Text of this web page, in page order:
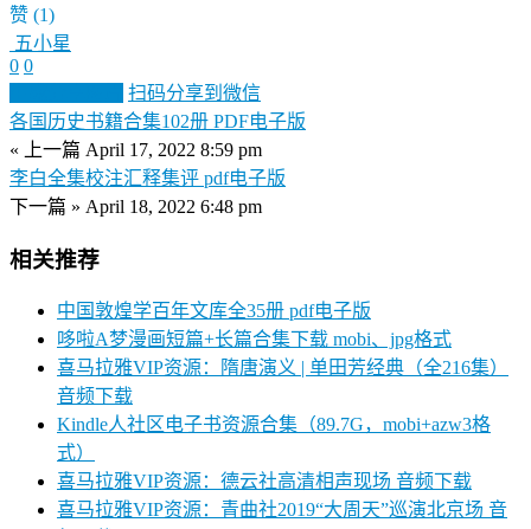
赞 (1)
五小星
0 0
扫码分享到微信
各国历史书籍合集102册 PDF电子版
« 上一篇 April 17, 2022 8:59 pm
李白全集校注汇释集评 pdf电子版
下一篇 » April 18, 2022 6:48 pm
相关推荐
中国敦煌学百年文库全35册 pdf电子版
哆啦A梦漫画短篇+长篇合集下载 mobi、jpg格式
喜马拉雅VIP资源：隋唐演义 | 单田芳经典（全216集）
音频下载
Kindle人社区电子书资源合集（89.7G，mobi+azw3格
式）
喜马拉雅VIP资源：德云社高清相声现场 音频下载
喜马拉雅VIP资源：青曲社2019“大周天”巡演北京场 音